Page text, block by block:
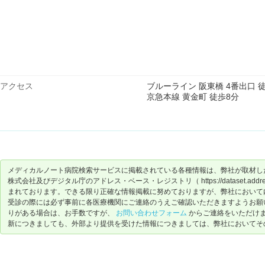
アクセス
ブルーライン 阪東橋 4番出口
京急本線 黄金町 徒歩8分
メディカルノート病院検索サービスに掲載されている各種情報は、弊社が取材
株式会社及びデジタル庁のアドレス・ベース・レジストリ（ https://
まれております。できる限り正確な情報掲載に努めておりますが、弊社におい
受診の際には必ず事前に各医療機関にご連絡のうえご確認いただきますようお
りがある場合は、お手数ですが、 お問い合わせフォーム からご連絡をいただけ
新につきましても、外部より提供を受けた情報につきましては、弊社において